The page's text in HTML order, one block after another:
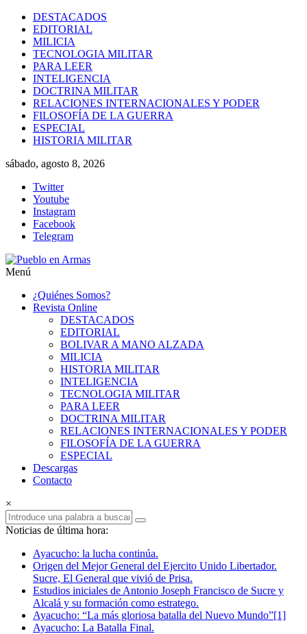
Saltar
contenido
DESTACADOS
EDITORIAL
MILICIA
TECNOLOGIA MILITAR
PARA LEER
INTELIGENCIA
DOCTRINA MILITAR
RELACIONES INTERNACIONALES Y PODER
FILOSOFÍA DE LA GUERRA
ESPECIAL
HISTORIA MILITAR
sábado, agosto 8, 2026
Twitter
Youtube
Instagram
Facebook
Telegram
Armas
Menú
¿Quiénes Somos?
Revista Online
DESTACADOS
EDITORIAL
BOLIVAR A MANO ALZADA
MILICIA
HISTORIA MILITAR
INTELIGENCIA
TECNOLOGIA MILITAR
PARA LEER
DOCTRINA MILITAR
RELACIONES INTERNACIONALES Y PODER
FILOSOFÍA DE LA GUERRA
ESPECIAL
Descargas
Contacto
×
Noticias de última hora:
Ayacucho: la lucha continúa.
Origen del Mejor General del Ejercito Unido Libertador.
Sucre, El General que vivió de Prisa.
Estudios iniciales de Antonio Joseph Francisco de Sucre y
Alcalá y su formación como estratego.
Ayacucho: “La más gloriosa batalla del Nuevo Mundo”[1]
Ayacucho: La Batalla Final.